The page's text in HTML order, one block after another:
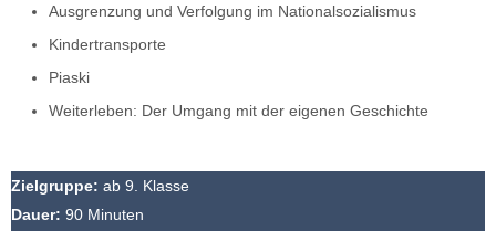
Ausgrenzung und Verfolgung im Nationalsozialismus
Kindertransporte
Piaski
Weiterleben: Der Umgang mit der eigenen Geschichte
Zielgruppe: ab 9. Klasse
Dauer: 90 Minuten